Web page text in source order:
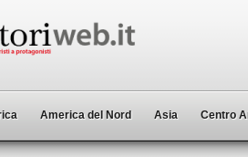
America del Nord Asia Centro